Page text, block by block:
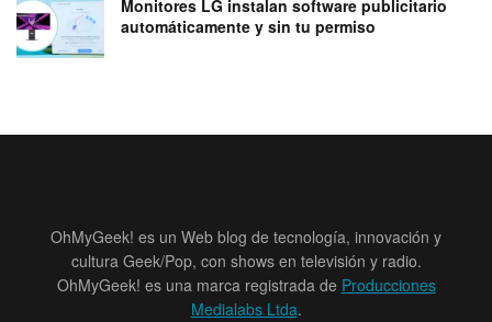
Monitores LG instalan software publicitario
automáticamente y sin tu permiso
OhMyGeek! es un Web blog de tecnología, innovación y
cultura Geek/Pop, con shows en televisión y radio.
OhMyGeek! es una marca registrada de Producciones
Medialabs Ltda.